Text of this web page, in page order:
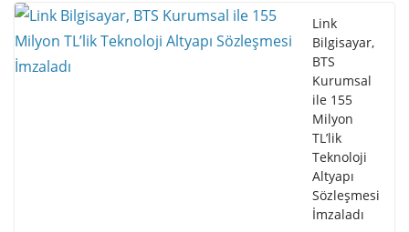
Link
Bilgisayar,
BTS
Kurumsal
ile 155
Milyon
TL’lik
Teknoloji
Altyapı
Sözleşmesi
İmzaladı